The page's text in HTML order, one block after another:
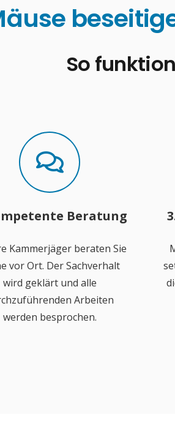
So
Beratung
Kammerjäger beraten Sie
vor Ort. Der Sachverhalt
wird geklärt und alle
Arbeiten
werden besprochen.